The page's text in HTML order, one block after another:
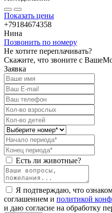
Показать цены
+79184674358
Нина
Позвонить по номеру
Не хотите переплачивать?
Скажите, что звоните с
Заявка
Есть ли животные?
Я подтверждаю, что
соглашением и политикой
и даю согласие на обработку